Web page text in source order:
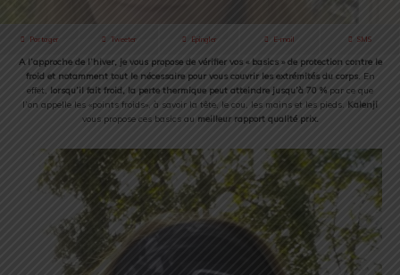
Partager Tweeter Épingler E-mail SMS
A l’approche de l’hiver, je vous propose de vérifier vos « basics » de protection contre le
froid et notamment tout le nécessaire pour vous couvrir les extrémités du corps. En
effet, lorsqu’il fait froid, la perte thermique peut atteindre jusqu’à 70 % par ce que
l’on appelle les «points froids», à savoir la tête, le cou, les mains et les pieds. Kalenji
vous propose ces basics au meilleur rapport qualité prix.